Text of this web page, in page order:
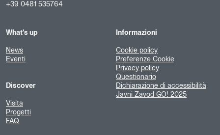
+39 0481 535764
What's up
News
Eventi
Discover
Visita
Progetti
FAQ
Informazioni
Cookie policy
Preferenze Cookie
Privacy policy
Questionario
Dichiarazione di accessibilità
Javni Zavod GO! 2025